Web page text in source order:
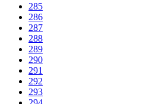
285
286
287
288
289
290
291
292
293